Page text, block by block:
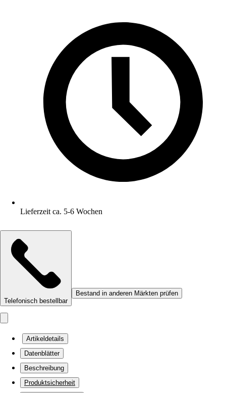
Lieferzeit ca. 5-6 Wochen
Telefonisch bestellbar
Bestand in anderen Märkten prüfen
Artikeldetails
Datenblätter
Beschreibung
Produktsicherheit